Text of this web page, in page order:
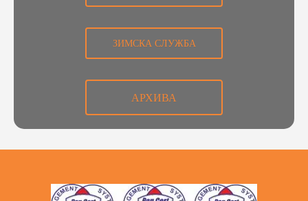
ЗИМСКА СЛУЖБА
АРХИВА